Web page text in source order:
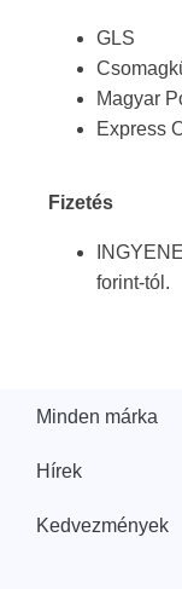
GLS
Magyar
Express
Fizetés
forint-tól.
Minden márka
Hírek
Kedvezmények